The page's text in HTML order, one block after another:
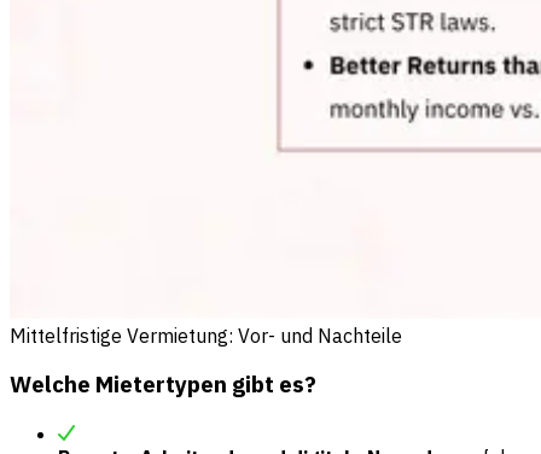
Mittelfristige Vermietung: Vor- und Nachteile
Welche Mietertypen gibt es?